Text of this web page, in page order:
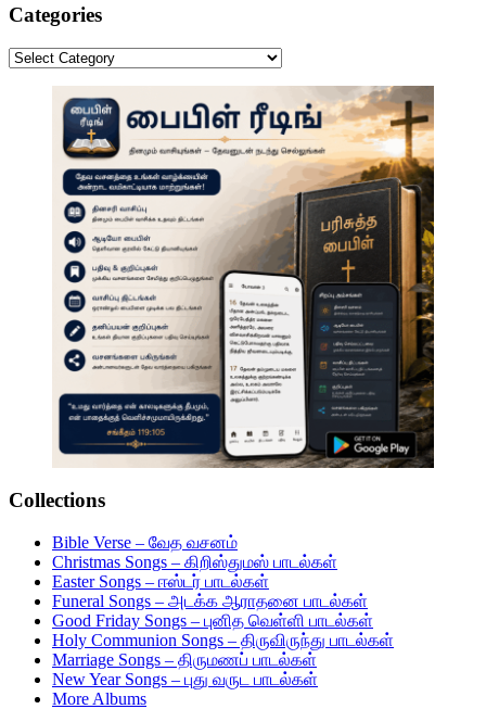
results
Categories
Categories
Collections
Bible Verse – வேத வசனம்
Christmas Songs – கிறிஸ்துமஸ் பாடல்கள்
Easter Songs – ஈஸ்டர் பாடல்கள்
Funeral Songs – அடக்க ஆராதனை பாடல்கள்
Good Friday Songs – புனித வெள்ளி பாடல்கள்
Holy Communion Songs – திருவிருந்து பாடல்கள்
Marriage Songs – திருமணப் பாடல்கள்
New Year Songs – புது வருட பாடல்கள்
More Albums